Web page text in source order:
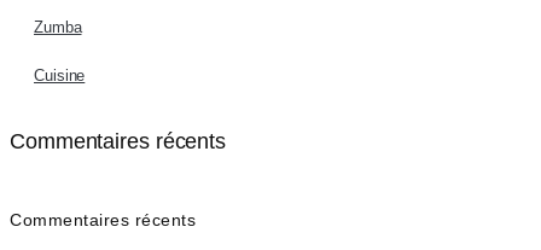
Zumba
Cuisine
Commentaires récents
Commentaires récents